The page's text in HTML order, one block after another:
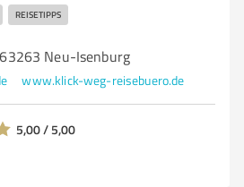
REISETIPPS
Neu-Isenburg
www.klick-weg-reisebuero.de
5,00 / 5,00